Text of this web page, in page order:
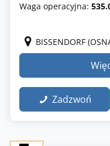
Waga operacyjna:
BISSENDORF
Zadzwoń